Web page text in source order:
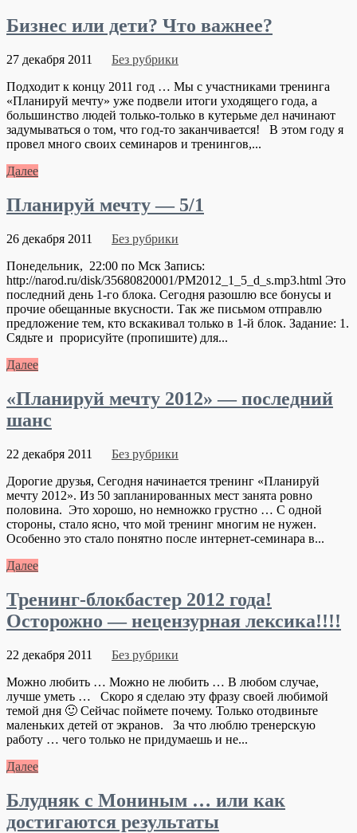
Бизнес или дети? Что важнее?
27 декабря 2011
Без рубрики
Подходит к концу 2011 год … Мы с участниками тренинга
«Планируй мечту» уже подвели итоги уходящего года, а
большинство людей только-только в кутерьме дел начинают
задумываться о том, что год-то заканчивается! В этом году я
провел много своих семинаров и тренингов,...
Далее
Планируй мечту — 5/1
26 декабря 2011
Без рубрики
Понедельник, 22:00 по Мск Запись:
http://narod.ru/disk/35680820001/PM2012_1_5_d_s.mp3.html Это
последний день 1-го блока. Сегодня разошлю все бонусы и
прочие обещанные вкусности. Так же письмом отправлю
предложение тем, кто вскакивал только в 1-й блок. Задание: 1.
Сядьте и прорисуйте (пропишите) для...
Далее
«Планируй мечту 2012» — последний
шанс
22 декабря 2011
Без рубрики
Дорогие друзья, Сегодня начинается тренинг «Планируй
мечту 2012». Из 50 запланированных мест занята ровно
половина. Это хорошо, но немножко грустно … С одной
стороны, стало ясно, что мой тренинг многим не нужен.
Особенно это стало понятно после интернет-семинара в...
Далее
Тренинг-блокбастер 2012 года!
Осторожно — нецензурная лексика!!!!
22 декабря 2011
Без рубрики
Можно любить … Можно не любить … В любом случае,
лучше уметь … Скоро я сделаю эту фразу своей любимой
темой дня 🙂 Сейчас поймете почему. Только отодвиньте
маленьких детей от экранов. За что люблю тренерскую
работу … чего только не придумаешь и не...
Далее
Блудняк с Мониным … или как
достигаются результаты